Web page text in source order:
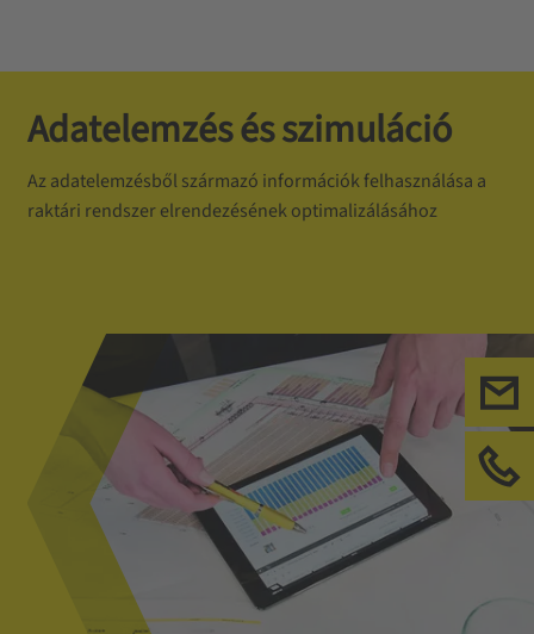
Adatelemzés és szimuláció
Az adatelemzésből származó információk felhasználása a
raktári rendszer elrendezésének optimalizálásához